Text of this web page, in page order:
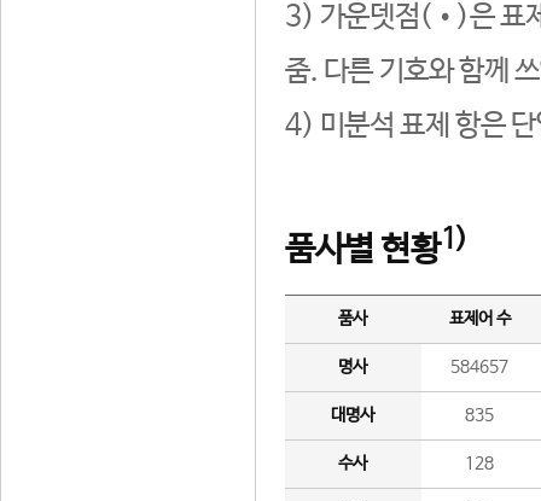
3) 가운뎃점(•)은 표
줌. 다른 기호와 함께
4) 미분석 표제 항은
품사별 현황1)
품사 표제어 수
명사 584657
대명사 835
수사 128